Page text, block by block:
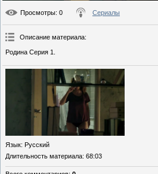
Просмотры: 0 Сериалы
Описание материала:
Родина Серия 1.
Язык: Русский
Длительность материала: 68:03